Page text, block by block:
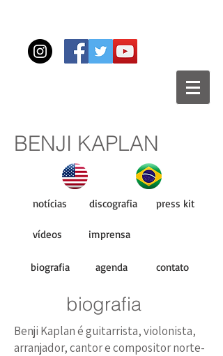
BENJI KAPLAN
notícias
vídeos
discografia
imprensa
press kit
biografia agenda contato
biografia
Benji Kaplan é guitarrista, violonista,
arranjador, cantor e compositor norte-